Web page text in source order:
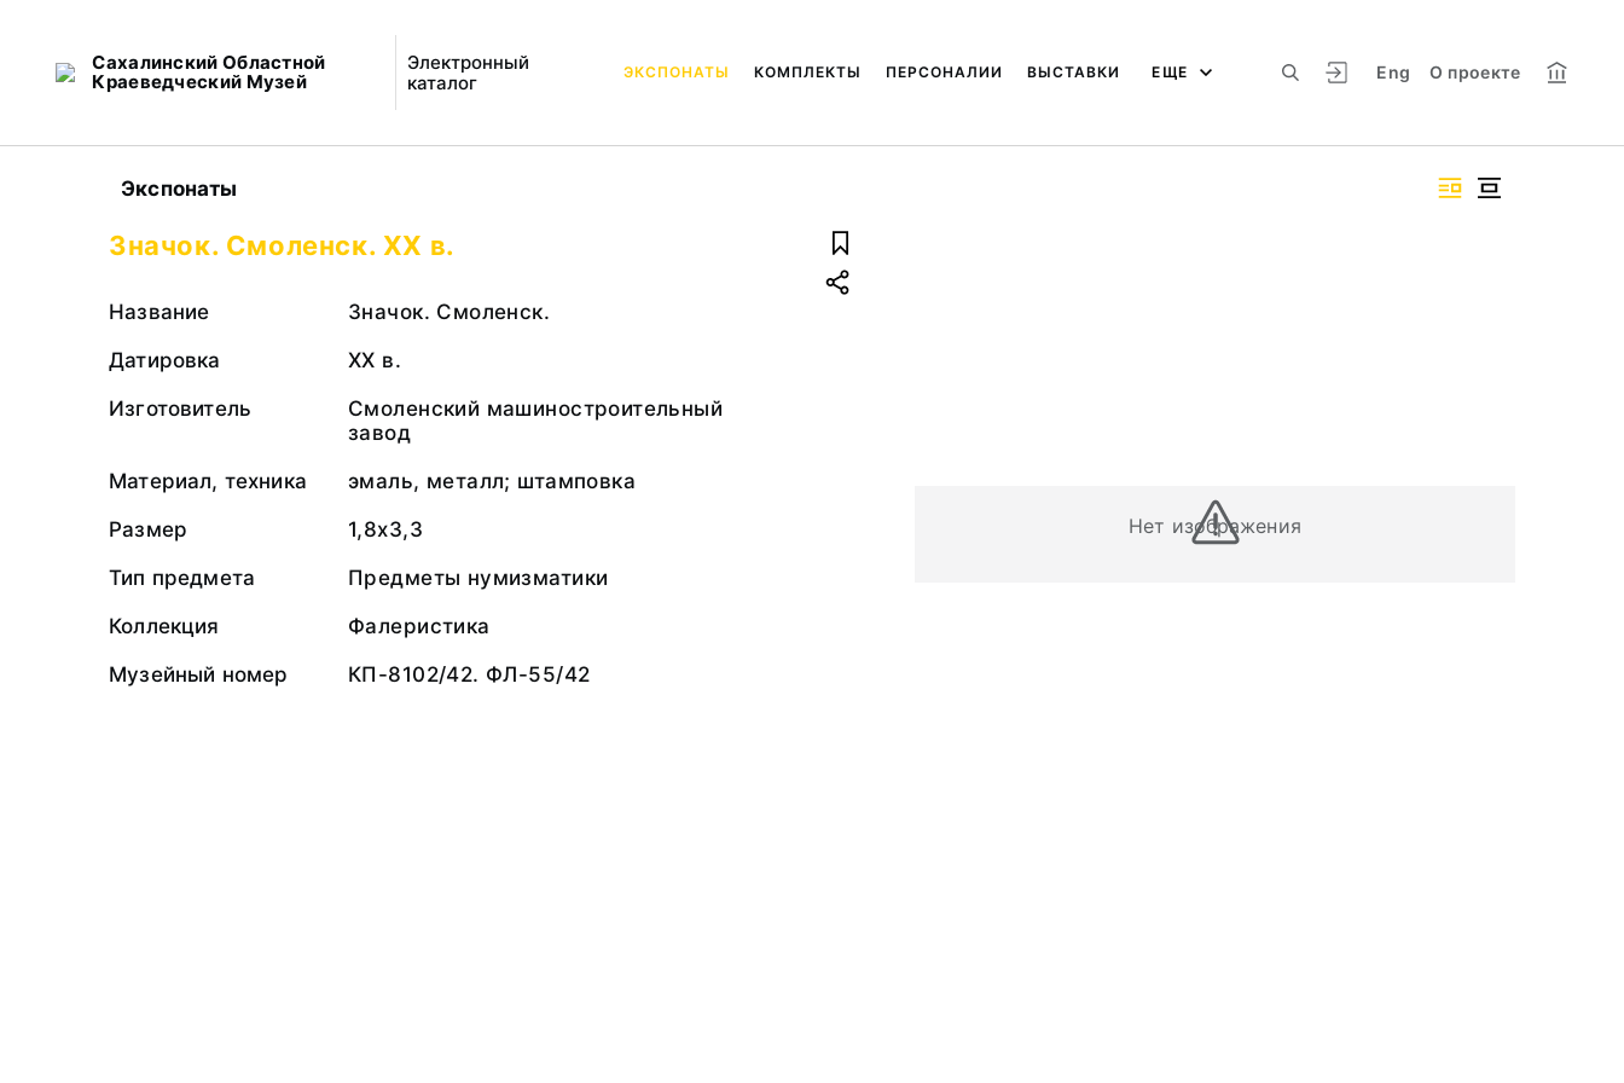
Сахалинский Областной
Краеведческий Музей
Электронный
каталог
Eng О проекте
ЭКСПОНАТЫ КОМПЛЕКТЫ ПЕРСОНАЛИИ ВЫСТАВКИ ЕЩЕ
Экспонаты
Нет изображения
Значок. Смоленск. ХХ в.
Название
Значок. Смоленск.
Датировка
ХХ в.
Изготовитель
Смоленский машиностроительный
завод
Материал, техника
эмаль, металл; штамповка
Размер
1,8х3,3
Тип предмета
Предметы нумизматики
Коллекция
Фалеристика
Музейный номер
КП-8102/42. ФЛ-55/42